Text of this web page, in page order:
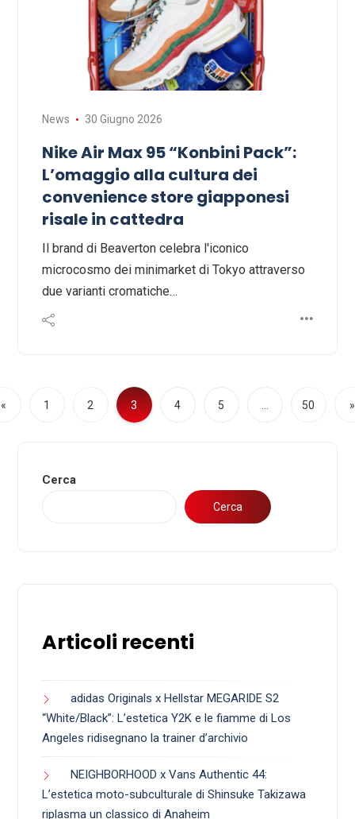
News 30 Giugno 2026
Nike Air Max 95 “Konbini Pack”:
L’omaggio alla cultura dei
convenience store giapponesi
risale in cattedra
Il brand di Beaverton celebra l'iconico
microcosmo dei minimarket di Tokyo attraverso
due varianti cromatiche…
« 1 2 3 4 5 … 50 »
Cerca
Cerca
Articoli recenti
adidas Originals x Hellstar MEGARIDE S2
“White/Black”: L’estetica Y2K e le fiamme di Los
Angeles ridisegnano la trainer d’archivio
NEIGHBORHOOD x Vans Authentic 44:
L’estetica moto-subculturale di Shinsuke Takizawa
riplasma un classico di Anaheim